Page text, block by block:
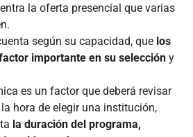
la oferta presencial que varias
según su capacidad, que los
importante en su selección y
es un factor que deberá revisar
hora de elegir una institución,
la duración del programa,